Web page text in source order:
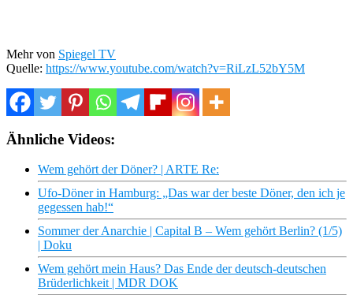
Mehr von Spiegel TV
Quelle: https://www.youtube.com/watch?v=RiLzL52bY5M
Ähnliche Videos:
Wem gehört der Döner? | ARTE Re:
Ufo-Döner in Hamburg: „Das war der beste Döner, den ich je
gegessen hab!“
Sommer der Anarchie | Capital B – Wem gehört Berlin? (1/5)
| Doku
Wem gehört mein Haus? Das Ende der deutsch-deutschen
Brüderlichkeit | MDR DOK